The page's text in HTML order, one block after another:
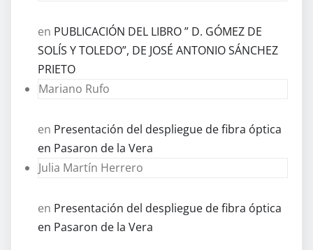
en PUBLICACIÓN DEL LIBRO ” D. GÓMEZ DE
SOLÍS Y TOLEDO”, DE JOSÉ ANTONIO SÁNCHEZ
PRIETO
Mariano Rufo
en Presentación del despliegue de fibra óptica
en Pasaron de la Vera
Julia Martín Herrero
en Presentación del despliegue de fibra óptica
en Pasaron de la Vera